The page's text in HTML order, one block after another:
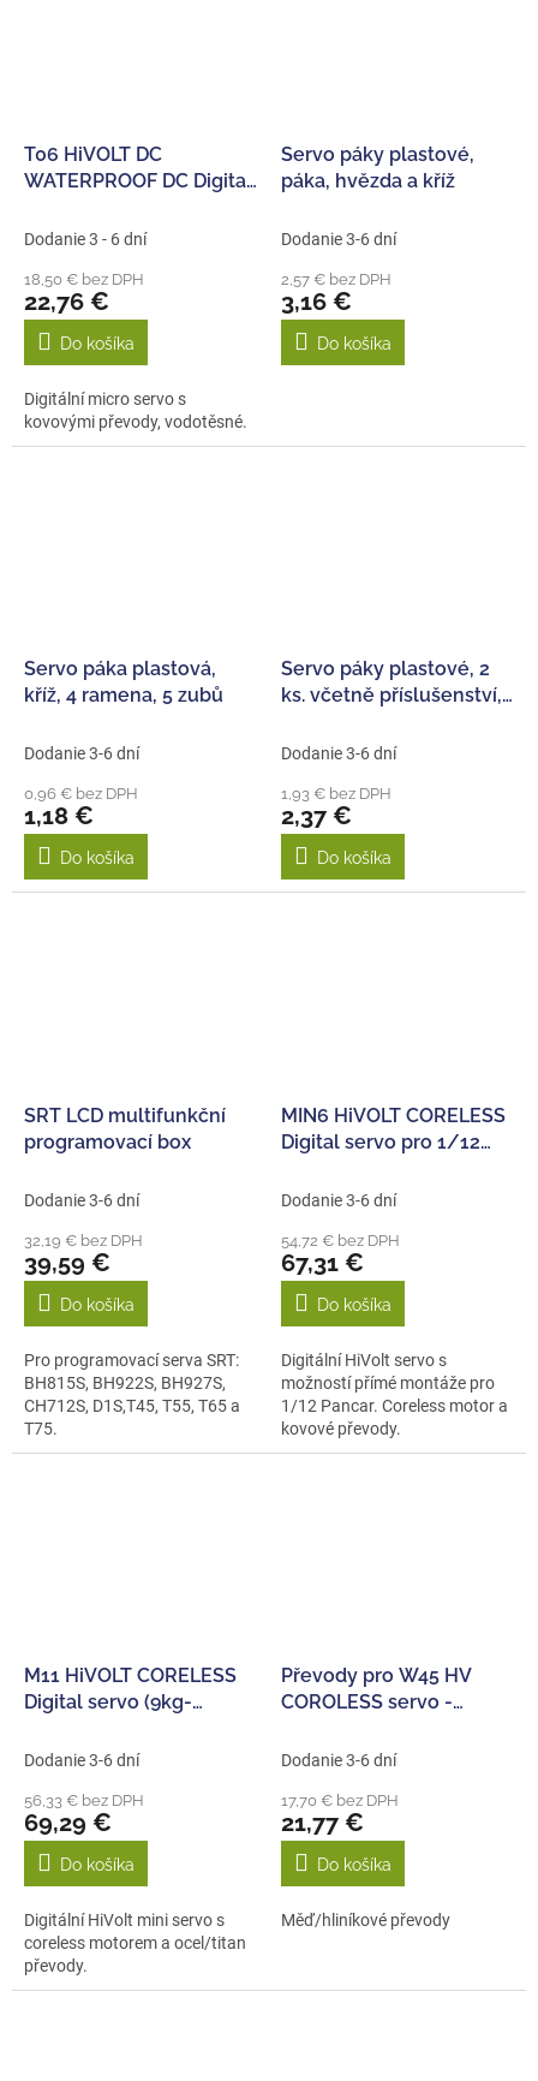
T06 HiVOLT DC
WATERPROOF DC Digital
Dodanie 3 - 6 dní
18,50 € bez DPH
22,76 €
Do košíka
Digitální micro servo s
kovovými převody, vodotěsné.
Servo páky plastové,
páka, hvězda a kříž
Dodanie 3-6 dní
2,57 € bez DPH
3,16 €
Do košíka
Servo páka plastová,
kříž, 4 ramena, 5 zubů
Dodanie 3-6 dní
0,96 € bez DPH
1,18 €
Do košíka
Servo páky plastové, 2
ks. včetně příslušenství,
Dodanie 3-6 dní
1,93 € bez DPH
2,37 €
Do košíka
SRT LCD multifunkční
programovací box
Dodanie 3-6 dní
32,19 € bez DPH
39,59 €
Do košíka
Pro programovací serva SRT:
BH815S, BH922S, BH927S,
CH712S, D1S,T45, T55, T65 a
T75.
MIN6 HiVOLT CORELESS
Digital servo pro 1/12
Dodanie 3-6 dní
54,72 € bez DPH
67,31 €
Do košíka
Digitální HiVolt servo s
možností přímé montáže pro
1/12 Pancar. Coreless motor a
kovové převody.
M11 HiVOLT CORELESS
Digital servo (9kg-
Dodanie 3-6 dní
56,33 € bez DPH
69,29 €
Do košíka
Digitální HiVolt mini servo s
coreless motorem a ocel/titan
převody.
Převody pro W45 HV
COROLESS servo -
Dodanie 3-6 dní
17,70 € bez DPH
21,77 €
Do košíka
Měď/hliníkové převody